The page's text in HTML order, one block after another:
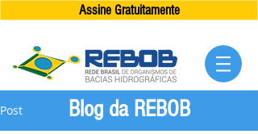
Assine Gratuitamente
Post Blog da REBOB